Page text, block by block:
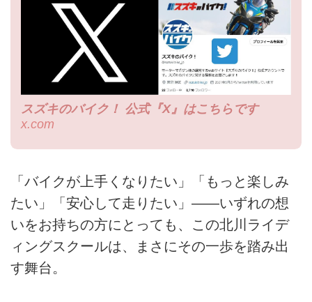
スズキのバイク！ 公式『X』はこちらです
x.com
「バイクが上手くなりたい」「もっと楽しみ
たい」「安心して走りたい」――いずれの想
いをお持ちの方にとっても、この北川ライデ
ィングスクールは、まさにその一歩を踏み出
す舞台。